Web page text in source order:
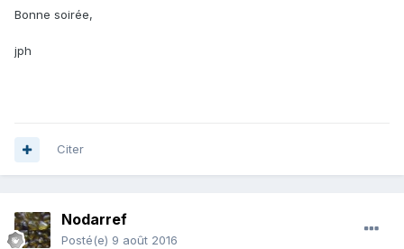
Bonne soirée,
jph
Citer
Nodarref
Posté(e) 9 août 2016